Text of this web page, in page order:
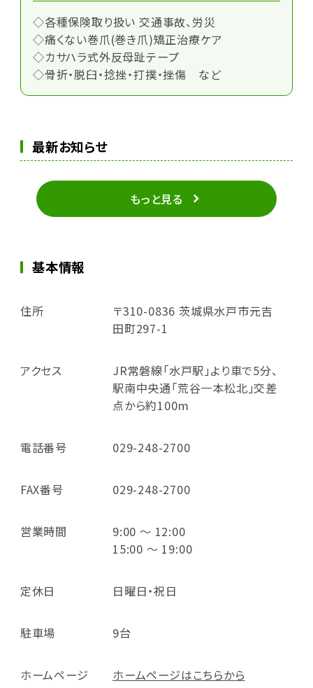
◇各種保険取り扱い 交通事故、労災
◇痛くない巻爪(巻き爪)矯正治療ケア
◇カサハラ式外反母趾テープ
◇骨折・脱臼・捻挫・打撲・挫傷 など
最新お知らせ
もっと見る
基本情報
住所
〒310-0836 茨城県水戸市元吉
田町297-1
アクセス
JR常磐線「水戸駅」より車で5分、
駅南中央通「荒谷一本松北」交差
点から約100m
電話番号 029-248-2700
FAX番号 029-248-2700
営業時間
9:00 ～ 12:00
15:00 ～ 19:00
定休日 日曜日・祝日
駐車場 9台
ホームページ ホームページはこちらから